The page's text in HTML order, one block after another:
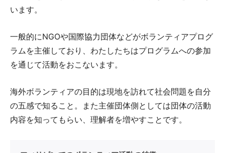
います。
一般的にNGOや国際協力団体などがボランティアプログ
ラムを主催しており、わたしたちはプログラムへの参加
を通じて活動をおこないます。
海外ボランティアの目的は現地を訪れて社会問題を自分
の五感で知ること。また主催団体側としては団体の活動
内容を知ってもらい、理解者を増やすことです。